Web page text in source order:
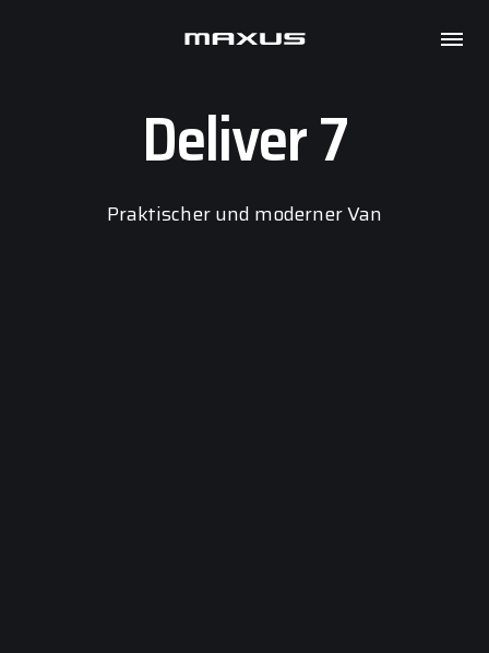
Maxus
Deliver 7
Praktischer und moderner Van
Kontakt